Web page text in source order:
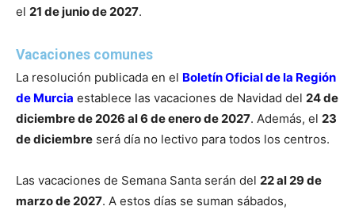
el 21 de junio de 2027.
Vacaciones comunes
La resolución publicada en el Boletín Oficial de la Región
de Murcia establece las vacaciones de Navidad del 24 de
diciembre de 2026 al 6 de enero de 2027. Además, el 23
de diciembre será día no lectivo para todos los centros.
Las vacaciones de Semana Santa serán del 22 al 29 de
marzo de 2027. A estos días se suman sábados,